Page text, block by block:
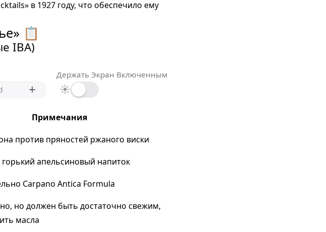
в 1927 году, что обеспечило ему
📋
IBA)
+
Держать Экран Включенным
☀
Примечания
против пряностей ржаного виски
апельсиновый напиток
Carpano Antica Formula
но должен быть достаточно свежим,
масла